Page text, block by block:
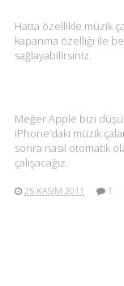
Hatta özellikle müzik
kapanma özelliği ile
sağlayabilirsiniz.
Meğer Apple bizi
iPhone’daki müzik
sonra nasıl otomatik
çalışacağız.
25 KASIM 2011 1